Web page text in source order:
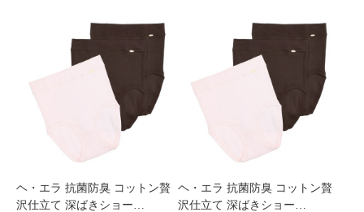
ヘ・エラ 抗菌防臭 コットン贅
沢仕立て 深ばきショー…
ヘ・エラ 抗菌防臭 コットン贅
沢仕立て 深ばきショー…